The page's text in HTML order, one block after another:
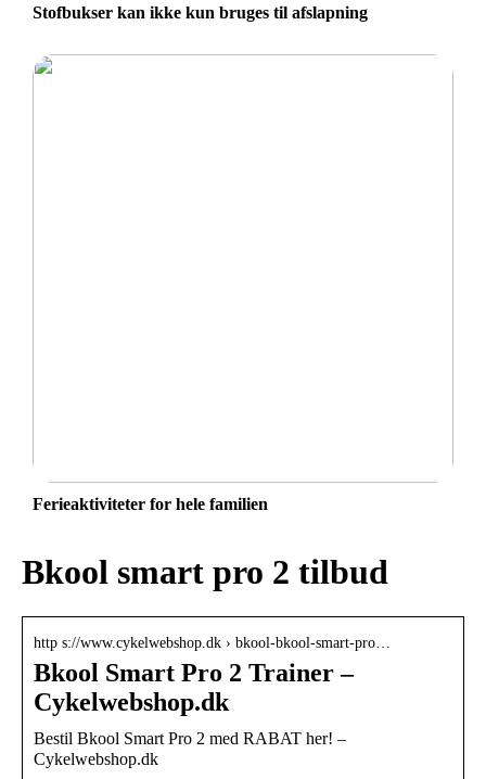
Stofbukser kan ikke kun bruges til afslapning
Ferieaktiviteter for hele familien
Bkool smart pro 2 tilbud
http s://www.cykelwebshop.dk › bkool-bkool-smart-pro…
Bkool Smart Pro 2 Trainer –
Cykelwebshop.dk
Bestil Bkool Smart Pro 2 med RABAT her! –
Cykelwebshop.dk